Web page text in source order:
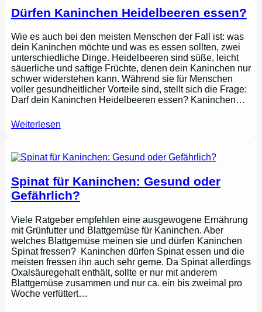
Dürfen Kaninchen Heidelbeeren essen?
Wie es auch bei den meisten Menschen der Fall ist: was
dein Kaninchen möchte und was es essen sollten, zwei
unterschiedliche Dinge. Heidelbeeren sind süße, leicht
säuerliche und saftige Früchte, denen dein Kaninchen nur
schwer widerstehen kann. Während sie für Menschen
voller gesundheitlicher Vorteile sind, stellt sich die Frage:
Darf dein Kaninchen Heidelbeeren essen? Kaninchen…
Weiterlesen
Spinat für Kaninchen: Gesund oder
Gefährlich?
Viele Ratgeber empfehlen eine ausgewogene Ernährung
mit Grünfutter und Blattgemüse für Kaninchen. Aber
welches Blattgemüse meinen sie und dürfen Kaninchen
Spinat fressen? Kaninchen dürfen Spinat essen und die
meisten fressen ihn auch sehr gerne. Da Spinat allerdings
Oxalsäuregehalt enthält, sollte er nur mit anderem
Blattgemüse zusammen und nur ca. ein bis zweimal pro
Woche verfüttert…